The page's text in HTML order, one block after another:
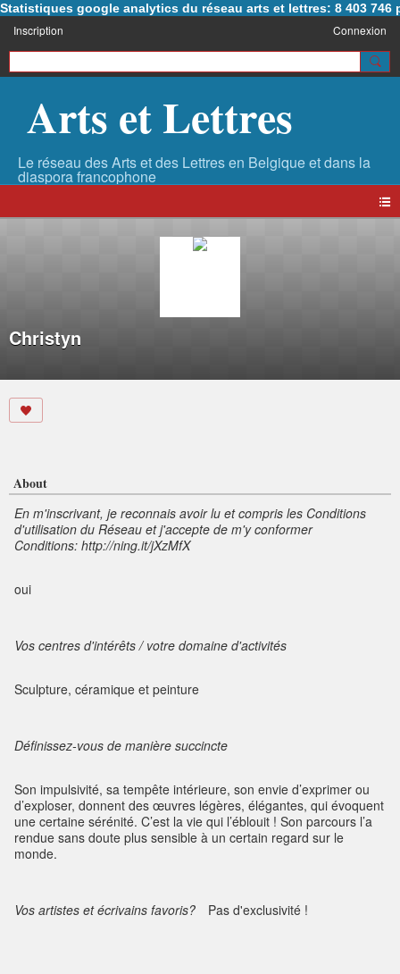
Statistiques google analytics du réseau arts et lettres: 8 403 746
Inscription Connexion
Arts et Lettres
Christyn
About
En m'inscrivant, je reconnais avoir lu et compris les Conditions
d'utilisation du Réseau et j'accepte de m'y conformer
Conditions: http://ning.it/jXzMfX
oui
Vos centres d'intérêts / votre domaine d'activités
Sculpture, céramique et peinture
Définissez-vous de manière succincte
Son impulsivité, sa tempête intérieure, son envie d’exprimer ou
d’exploser, donnent des œuvres légères, élégantes, qui évoquent
une certaine sérénité. C’est la vie qui l’éblouit ! Son parcours l’a
rendue sans doute plus sensible à un certain regard sur le
monde.
Vos artistes et écrivains favoris? Pas d'exclusivité !